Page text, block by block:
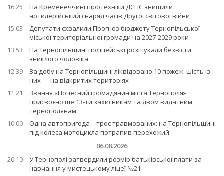
16:25
На Кременеччині піротехніки ДСНС знищили
артилерійський снаряд часів Другої світової війни
15:03
Депутати схвалили Прогноз бюджету Тернопільської
міської територіальної громади на 2027-2029 роки
13:53
На Тернопільщині поліцейські розшукали безвісти
зниклого чоловіка
12:39
За добу на Тернопільщині ліквідовано 10 пожеж: шість із
них — на відкритих територіях
11:21
Звання «Почесний громадянин міста Тернополя»
присвоєно ще 13-ти захисникам та двом видатним
тернополянам
10:00
Одна автопригода – троє травмованих: на Тернопільщині
під колеса мотоцикла потрапив перехожий
06.08.2026
20:10
У Тернополі затвердили розмір батьківської плати за
навчання у мистецькому ліцеї №21